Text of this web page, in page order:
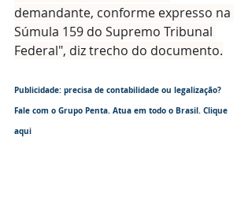
demandante, conforme expresso na
Súmula 159 do Supremo Tribunal
Federal", diz trecho do documento.
Publicidade: precisa de contabilidade ou legalização?
Fale com o Grupo Penta. Atua em todo o Brasil. Clique
aqui